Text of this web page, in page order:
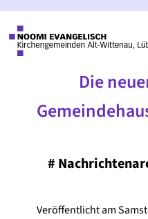
Die
#
Veröffentlicht am